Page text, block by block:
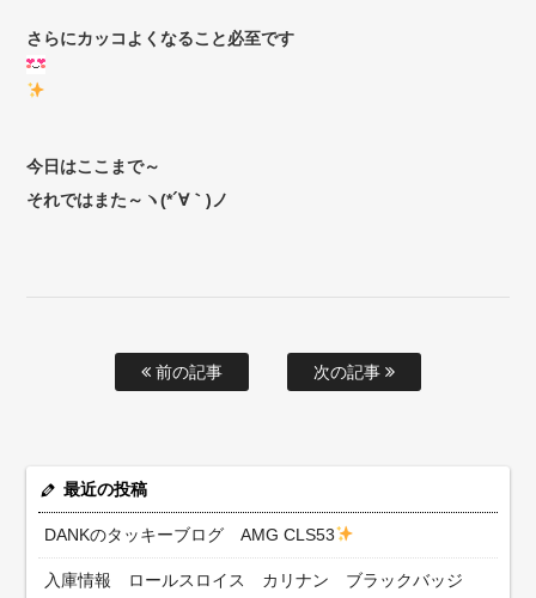
さらにカッコよくなること必至です
今日はここまで～
それではまた～ヽ(*´∀｀)ノ
前の記事 次の記事
最近の投稿
DANKのタッキーブログ AMG CLS53
入庫情報 ロールスロイス カリナン ブラックバッジ